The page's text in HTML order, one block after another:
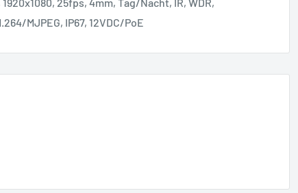
MJPEG, IP67, 12VDC/PoE